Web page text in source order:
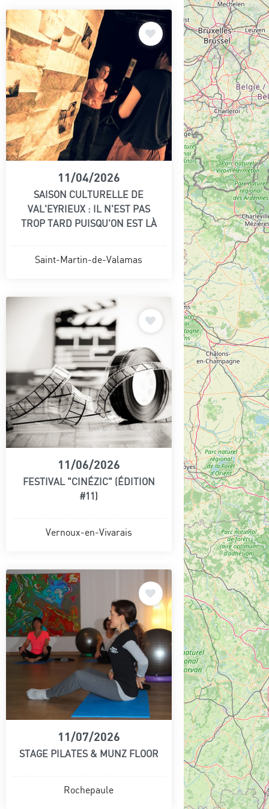
11/04/2026
SAISON CULTURELLE DE
VAL'EYRIEUX : IL N'EST PAS
TROP TARD PUISQU'ON EST LÀ
Saint-Martin-de-Valamas
11/06/2026
FESTIVAL "CINÉZIC" (ÉDITION
#11)
Vernoux-en-Vivarais
11/07/2026
STAGE PILATES & MUNZ FLOOR
Rochepaule